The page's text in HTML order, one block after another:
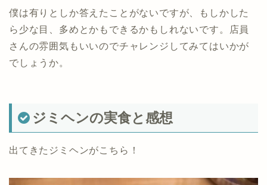
僕は有りとしか答えたことがないですが、もしかした
ら少な目、多めとかもできるかもしれないです。店員
さんの雰囲気もいいのでチャレンジしてみてはいかが
でしょうか。
ジミヘンの実食と感想
出てきたジミヘンがこちら！